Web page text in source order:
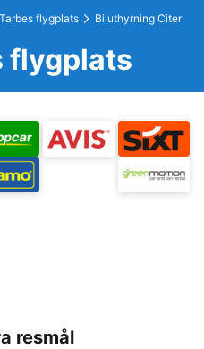
Tarbes flygplats Biluthyrning Citer
flygplats
resmål